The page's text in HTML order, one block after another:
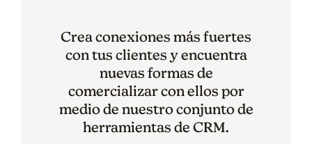
Crea conexiones más fuertes
con tus clientes y encuentra
nuevas formas de
comercializar con ellos por
medio de nuestro conjunto de
herramientas de CRM.